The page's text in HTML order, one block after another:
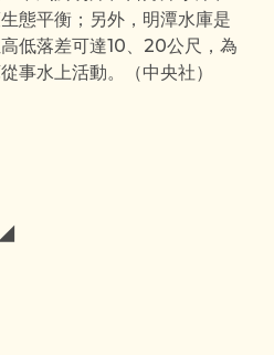
態平衡；另外，明潭水庫是
低落差可達10、20公尺，為
事水上活動。（中央社）